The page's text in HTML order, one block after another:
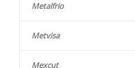
Metalfrio
Metvisa
Mexcut